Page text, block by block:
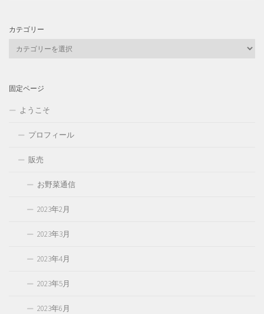
カテゴリー
ー
固定ページ
ようこそ
プロフィール
販売
お野菜通信
2023年2月
2023年3月
2023年4月
2023年5月
2023年6月